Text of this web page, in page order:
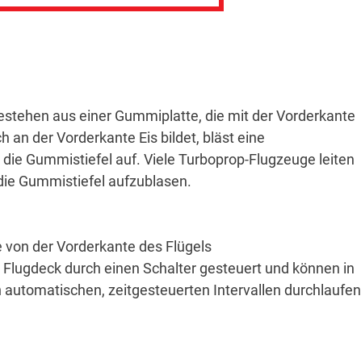
aus einer Gummiplatte, die mit der Vorderkante
an der Vorderkante Eis bildet, bläst eine
Gummistiefel auf. Viele Turboprop-Flugzeuge leiten
Gummistiefel aufzublasen.
der Vorderkante des Flügels
durch einen Schalter gesteuert und können in
zeitgesteuerten Intervallen durchlaufen